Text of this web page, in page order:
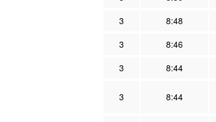
3
8:48
3
8:46
3
8:44
3 8:44